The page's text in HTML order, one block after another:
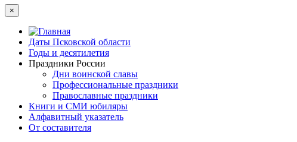
×
Даты Псковской области
Годы и десятилетия
Праздники России
Дни воинской славы
Профессиональные праздники
Православные праздники
Книги и СМИ юбиляры
Алфавитный указатель
От составителя